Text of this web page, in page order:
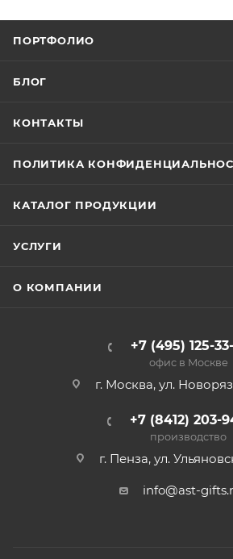
ПОРТФОЛИО
БЛОГ
КОНТАКТЫ
ПОЛИТИКА
КАТАЛОГ ПРОДУКЦИИ
УСЛУГИ
О КОМПАНИИ
+7 (495) 125-
офис в Москве
г. Москва, ул.
+7 (8412) 203-
производство
г. Пенза, ул.
info@ast-